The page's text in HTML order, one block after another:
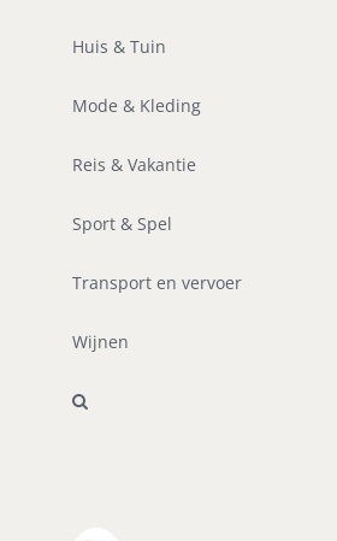
Huis & Tuin
Mode & Kleding
Reis & Vakantie
Sport & Spel
Transport en vervoer
Wijnen